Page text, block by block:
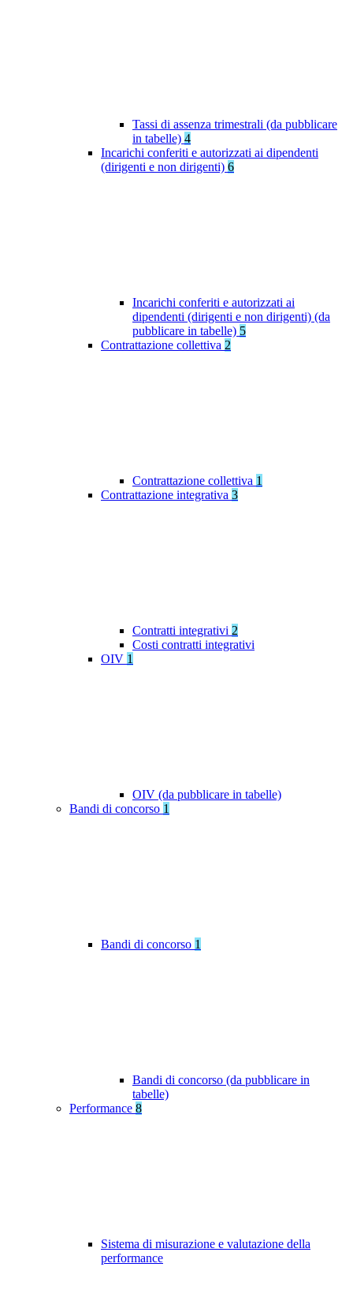
Tassi di assenza trimestrali (da pubblicare
in tabelle) 4
Incarichi conferiti e autorizzati ai dipendenti
(dirigenti e non dirigenti) 6
Incarichi conferiti e autorizzati ai
dipendenti (dirigenti e non dirigenti) (da
pubblicare in tabelle) 5
Contrattazione collettiva 2
Contrattazione collettiva 1
Contrattazione integrativa 3
Contratti integrativi 2
Costi contratti integrativi
OIV 1
OIV (da pubblicare in tabelle)
Bandi di concorso 1
Bandi di concorso 1
Bandi di concorso (da pubblicare in
tabelle)
Performance 8
Sistema di misurazione e valutazione della
performance